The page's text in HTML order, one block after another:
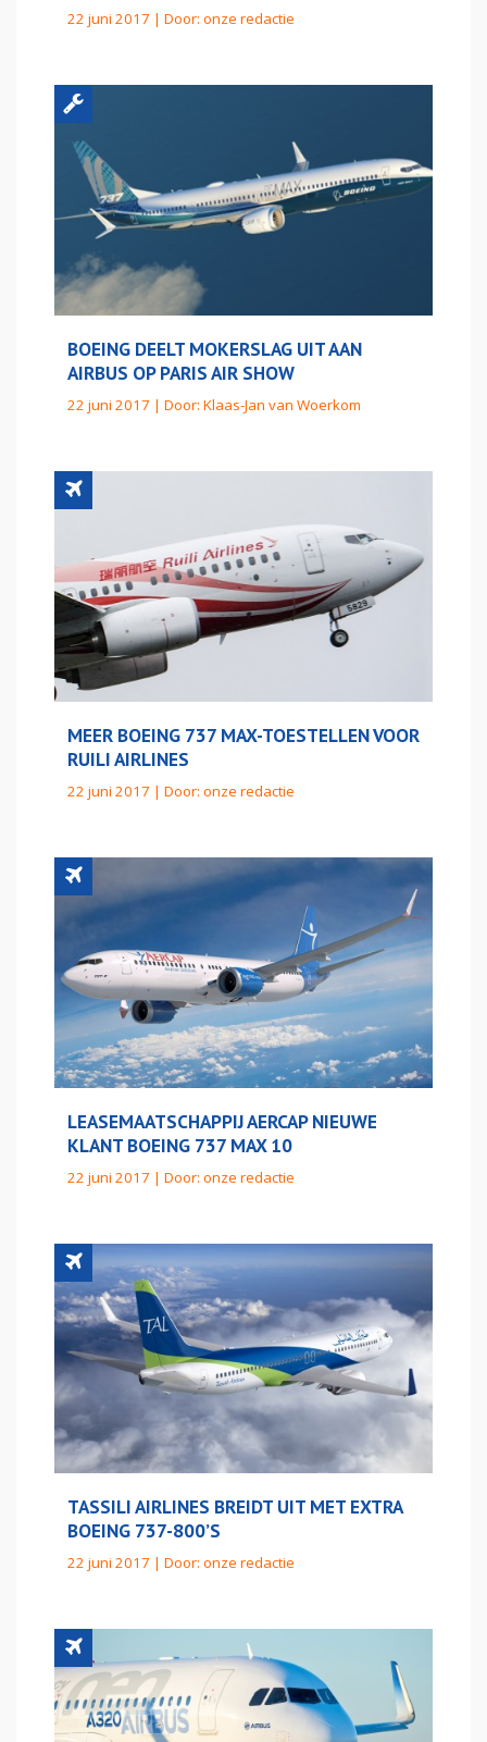
22 juni 2017 | Door: onze redactie
BOEING DEELT MOKERSLAG UIT AAN
AIRBUS OP PARIS AIR SHOW
22 juni 2017 | Door: Klaas-Jan van Woerkom
MEER BOEING 737 MAX-TOESTELLEN VOOR
RUILI AIRLINES
22 juni 2017 | Door: onze redactie
LEASEMAATSCHAPPIJ AERCAP NIEUWE
KLANT BOEING 737 MAX 10
22 juni 2017 | Door: onze redactie
TASSILI AIRLINES BREIDT UIT MET EXTRA
BOEING 737-800’S
22 juni 2017 | Door: onze redactie